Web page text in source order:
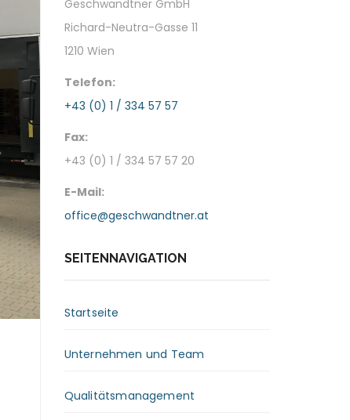
Geschwandtner GmbH
Richard-Neutra-Gasse 11
1210 Wien
Telefon:
+43 (0) 1 / 334 57 57
Fax:
+43 (0) 1 / 334 57 57 20
E-Mail:
office@geschwandtner.at
SEITENNAVIGATION
Startseite
Unternehmen und Team
Qualitätsmanagement